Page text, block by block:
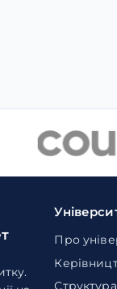
Про
Структура